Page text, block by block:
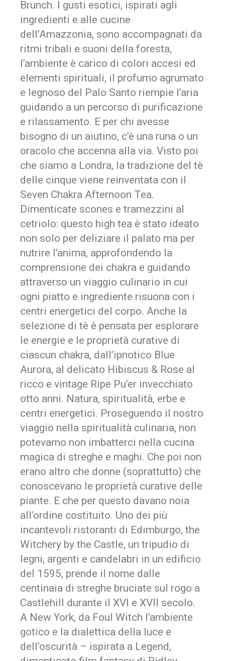
Brunch. I gusti esotici, ispirati agli
ingredienti e alle cucine
dell’Amazzonia, sono accompagnati da
ritmi tribali e suoni della foresta,
l’ambiente è carico di colori accesi ed
elementi spirituali, il profumo agrumato
e legnoso del Palo Santo riempie l’aria
guidando a un percorso di purificazione
e rilassamento. E per chi avesse
bisogno di un aiutino, c’è una runa o un
oracolo che accenna alla via. Visto poi
che siamo a Londra, la tradizione del tè
delle cinque viene reinventata con il
Seven Chakra Afternoon Tea.
Dimenticate scones e tramezzini al
cetriolo: questo high tea è stato ideato
non solo per deliziare il palato ma per
nutrire l’anima, approfondendo la
comprensione dei chakra e guidando
attraverso un viaggio culinario in cui
ogni piatto e ingrediente risuona con i
centri energetici del corpo. Anche la
selezione di tè è pensata per esplorare
le energie e le proprietà curative di
ciascun chakra, dall’ipnotico Blue
Aurora, al delicato Hibiscus & Rose al
ricco e vintage Ripe Pu’er invecchiato
otto anni. Natura, spiritualità, erbe e
centri energetici. Proseguendo il nostro
viaggio nella spiritualità culinaria, non
potevamo non imbatterci nella cucina
magica di streghe e maghi. Che poi non
erano altro che donne (soprattutto) che
conoscevano le proprietà curative delle
piante. E che per questo davano noia
all’ordine costituito. Uno dei più
incantevoli ristoranti di Edimburgo, the
Witchery by the Castle, un tripudio di
legni, argenti e candelabri in un edificio
del 1595, prende il nome dalle
centinaia di streghe bruciate sul rogo a
Castlehill durante il XVI e XVII secolo.
A New York, da Foul Witch l’ambiente
gotico e la dialettica della luce e
dell’oscurità – ispirata a Legend,